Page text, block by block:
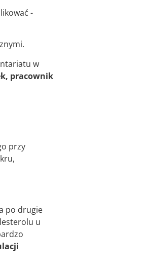
-
w
pracownik
przy
po drugie
u